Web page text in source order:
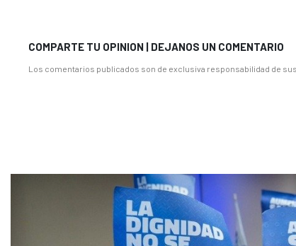
COMPARTE TU OPINION | DEJANOS UN COMENTARIO
Los comentarios publicados son de exclusiva responsabilidad de